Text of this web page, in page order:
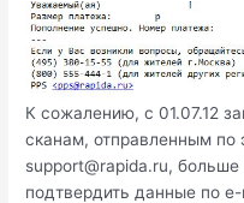
К сожалению, с 01.07.12
сканам, отправленным по
support@rapida.ru, больше
подтвердить данные по